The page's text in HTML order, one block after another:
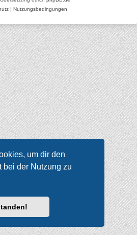
um dir den
bei der Nutzung zu
| Nutzungsbedingungen